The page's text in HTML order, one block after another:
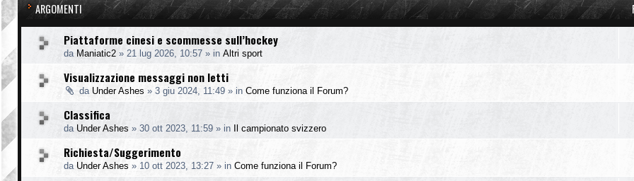
ARGOMENTI
Piattaforme cinesi e scommesse sull’hockey
da Maniatic2 » 21 lug 2026, 10:57 » in Altri sport
Visualizzazione messaggi non letti
da Under Ashes » 3 giu 2024, 11:49 » in Come funziona il Forum?
Classifica
da Under Ashes » 30 ott 2023, 11:59 » in Il campionato svizzero
Richiesta/Suggerimento
da Under Ashes » 10 ott 2023, 13:27 » in Come funziona il Forum?